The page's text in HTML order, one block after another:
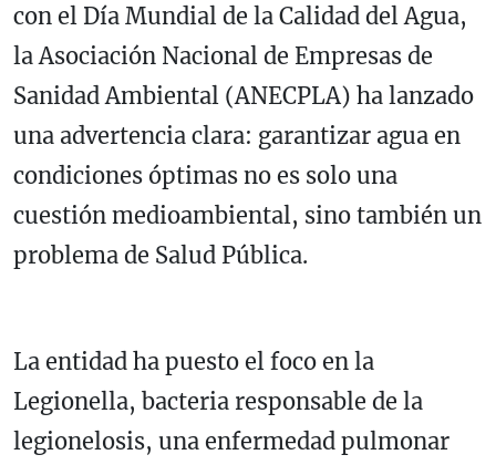
con el Día Mundial de la Calidad del Agua,
la Asociación Nacional de Empresas de
Sanidad Ambiental (ANECPLA) ha lanzado
una advertencia clara: garantizar agua en
condiciones óptimas no es solo una
cuestión medioambiental, sino también un
problema de Salud Pública.
La entidad ha puesto el foco en la
Legionella, bacteria responsable de la
legionelosis, una enfermedad pulmonar